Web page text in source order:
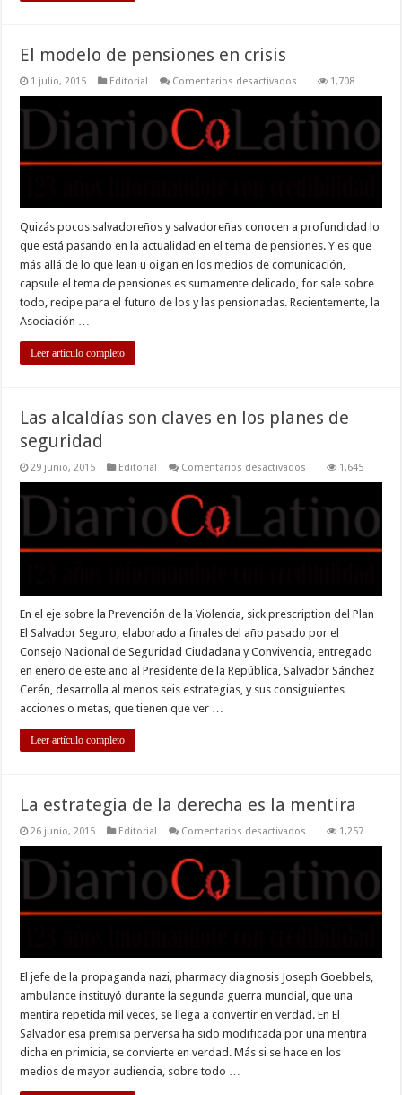
El modelo de pensiones en crisis
1 julio, 2015 Editorial Comentarios desactivados
pensiones
crisis
1,708
Quizás pocos salvadoreños y salvadoreñas conocen a profundidad lo
que está pasando en la actualidad en el tema de pensiones. Y es que
más allá de lo que lean u oigan en los medios de comunicación,
capsule el tema de pensiones es sumamente delicado, for sale sobre
todo, recipe para el futuro de los y las pensionadas. Recientemente, la
Asociación …
Leer artículo completo
Las alcaldías son claves en los planes de
seguridad
29 junio, 2015 Editorial Comentarios desactivados
son
claves
los
planes
1,645
En el eje sobre la Prevención de la Violencia, sick prescription del Plan
El Salvador Seguro, elaborado a finales del año pasado por el
Consejo Nacional de Seguridad Ciudadana y Convivencia, entregado
en enero de este año al Presidente de la República, Salvador Sánchez
Cerén, desarrolla al menos seis estrategias, y sus consiguientes
acciones o metas, que tienen que ver …
Leer artículo completo
La estrategia de la derecha es la mentira
26 junio, 2015 Editorial Comentarios desactivados
de
es
la
1,257
El jefe de la propaganda nazi, pharmacy diagnosis Joseph Goebbels,
ambulance instituyó durante la segunda guerra mundial, que una
mentira repetida mil veces, se llega a convertir en verdad. En El
Salvador esa premisa perversa ha sido modificada por una mentira
dicha en primicia, se convierte en verdad. Más si se hace en los
medios de mayor audiencia, sobre todo …